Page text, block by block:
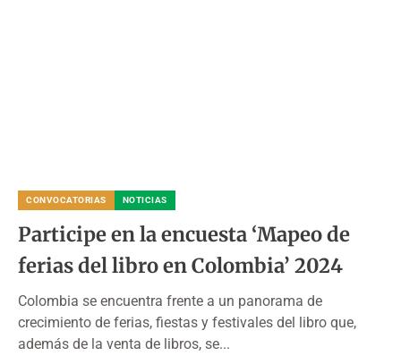
CONVOCATORIAS NOTICIAS
Participe en la encuesta ‘Mapeo de
ferias del libro en Colombia’ 2024
Colombia se encuentra frente a un panorama de
crecimiento de ferias, fiestas y festivales del libro que,
además de la venta de libros, se...